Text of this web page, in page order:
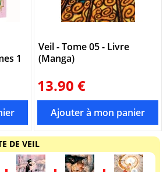
1
Veil - Tome 05 - Livre
(Manga)
13.90 €
DE VEIL